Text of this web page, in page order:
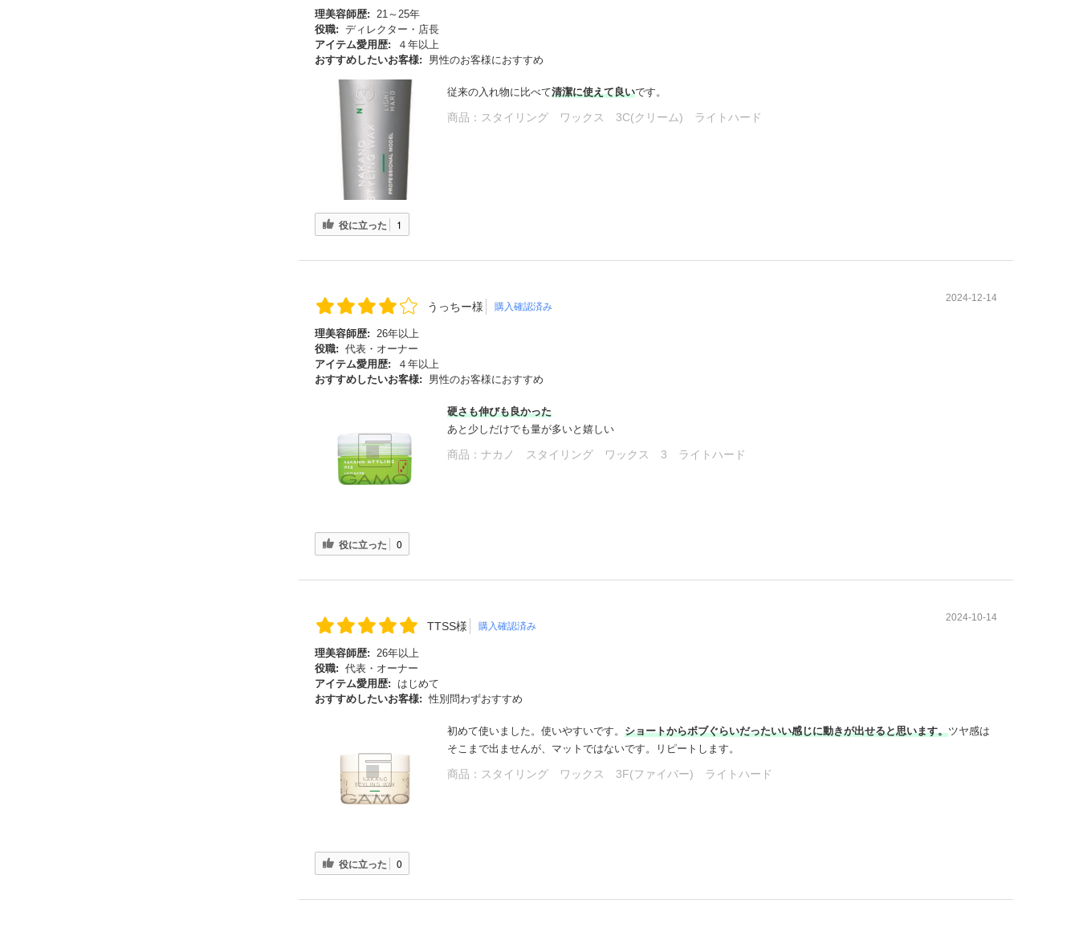
理美容師歴:
21～25年
役職: ディレクター・店長
アイテム愛用歴:
４年以上
おすすめしたいお客様:
男性のお客様におすすめ
従来の入れ物に比べて清潔に使えて良いです。
商品： スタイリング ワックス 3C(クリーム) ライトハード
役に立った 1
うっちー様 購入確認済み
2024-12-14
理美容師歴:
26年以上
役職: 代表・オーナー
アイテム愛用歴:
４年以上
おすすめしたいお客様:
男性のお客様におすすめ
硬さも伸びも良かった
あと少しだけでも量が多いと嬉しい
商品： ナカノ スタイリング ワックス 3 ライトハード
役に立った 0
TTSS様 購入確認済み
2024-10-14
理美容師歴:
26年以上
役職: 代表・オーナー
アイテム愛用歴:
はじめて
おすすめしたいお客様: 性別問わずおすすめ
初めて使いました。使いやすいです。 ショートからボブぐらいだったいい感じに動きが出せると思います。ツヤ感は
そこまで出ませんが、マットではないです。リピートします。
商品： スタイリング ワックス 3F(ファイバー) ライトハード
役に立った 0